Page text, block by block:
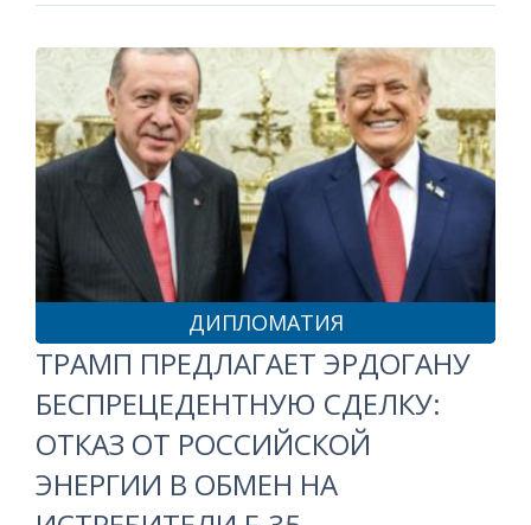
ДИПЛОМАТИЯ
ТРАМП ПРЕДЛАГАЕТ ЭРДОГАНУ
БЕСПРЕЦЕДЕНТНУЮ СДЕЛКУ:
ОТКАЗ ОТ РОССИЙСКОЙ
ЭНЕРГИИ В ОБМЕН НА